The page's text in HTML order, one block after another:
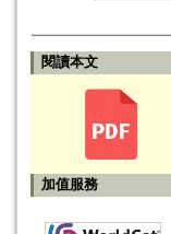
閱讀本文
加值服務